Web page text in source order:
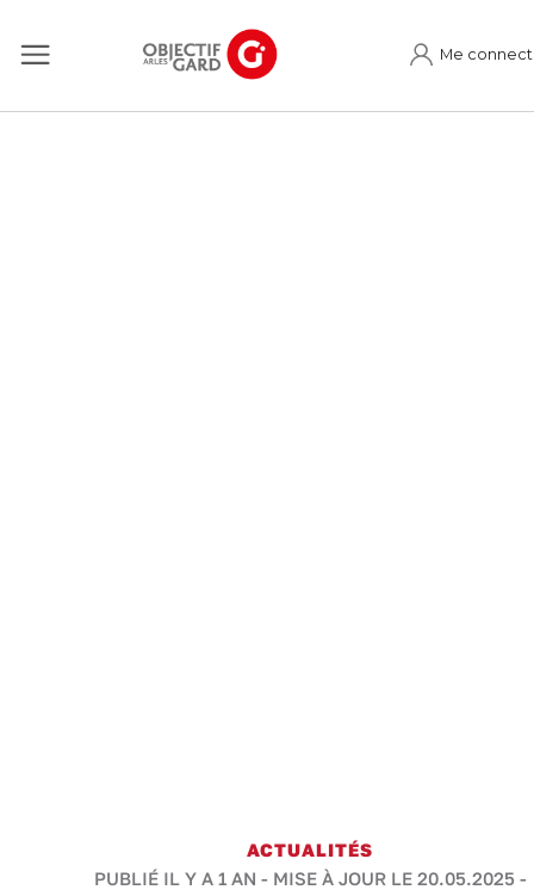
Me
ACTUALITÉS
PUBLIÉ IL Y A 1 AN - MISE À JOUR LE 20.05.2025 -